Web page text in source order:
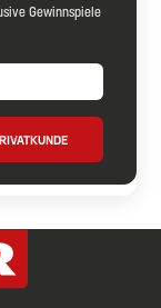
Gewinnspiele